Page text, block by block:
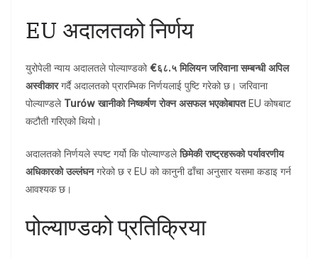
EU अदालतको निर्णय
युरोपेली न्याय अदालतले पोल्याण्डको €६८.५ मिलियन जरिवाना सम्बन्धी अपिल
अस्वीकारगर्दै अदालतको प्रारम्भिक निर्णयलाई पुष्टि गरेको छ। जरिवाना
पोल्याण्डले Turów खानीको निष्कर्षण रोक्न असफल भएकोबापतEU कोषबाट
कटौती गरिएको थियो।
अदालतको निर्णयले स्पष्ट गर्यो कि पोल्याण्डलेछिमेकी राष्ट्रहरूको पर्यावरणीय
अधिकारको उल्लंघनगरेको छ र EU को कानुनी ढाँचा अनुसार यसमा कडाइ गर्न
आवश्यक छ।
पोल्याण्डको प्रतिक्रिया